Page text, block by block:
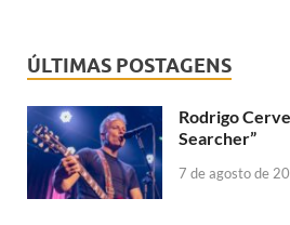
ÚLTIMAS POSTAGENS
Rodrigo
Searcher”
7 de agosto de